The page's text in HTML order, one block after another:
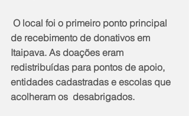
de recebimento de donativos em
Itaipava. As doações eram
redistribuídas para pontos de apoio,
entidades cadastradas e escolas que
acolheram os  desabrigados.